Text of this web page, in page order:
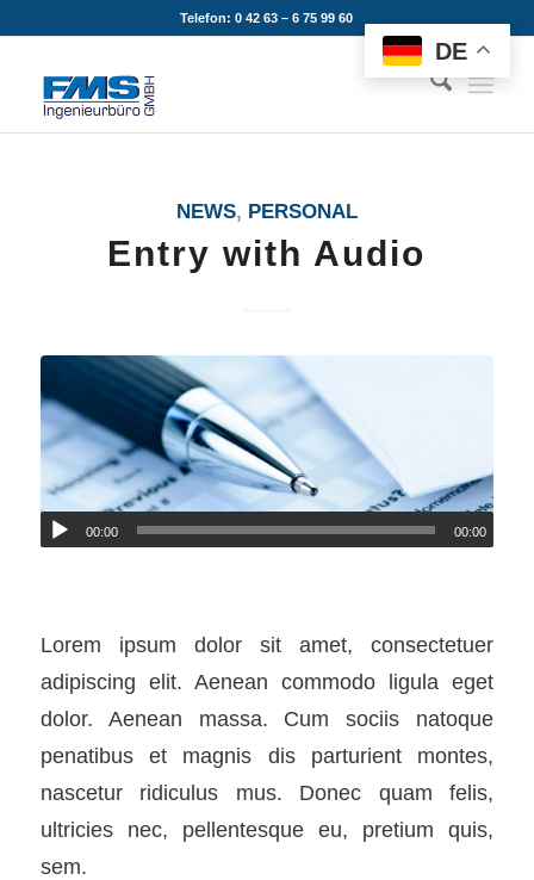
Telefon: 0 42 63 – 6 75 99 60
NEWS, PERSONAL
Entry with Audio
00:00 00:00
Lorem ipsum dolor sit amet, consectetuer
adipiscing elit. Aenean commodo ligula eget
dolor. Aenean massa. Cum sociis natoque
penatibus et magnis dis parturient montes,
nascetur ridiculus mus. Donec quam felis,
ultricies nec, pellentesque eu, pretium quis,
sem.
DE